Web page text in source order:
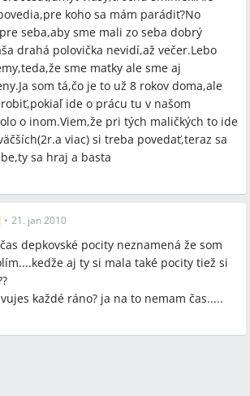
koho sa mám parádiť?No
seba,aby sme mali zo seba dobrý
drahá polovička nevidí,až večer.Lebo
sme matky ale sme aj
som tá,čo je to už 8 rokov doma,ale
ide o prácu tu v našom
o inom.Viem,že pri tých maličkých to ide
viac) si treba povedať,teraz sa
sa hraj a basta
• 21. jan 2010
depkovské pocity neznamená že som
aj ty si mala také pocity tiež si
každé ráno? ja na to nemam čas.....